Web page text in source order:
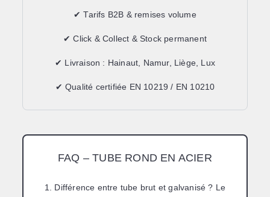
✔ Tarifs B2B & remises volume
✔ Click & Collect & Stock permanent
✔ Livraison : Hainaut, Namur, Liège, Lux
✔ Qualité certifiée EN 10219 / EN 10210
FAQ – TUBE ROND EN ACIER
1. Différence entre tube brut et galvanisé ? Le